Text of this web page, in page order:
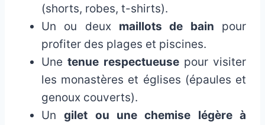
(shorts, robes, t-shirts).
Un ou deux maillots de bain pour
profiter des plages et piscines.
Unetenue respectueusepour visiter
les monastères et églises (épaules et
genoux couverts).
Ungilet ou une chemise légère à